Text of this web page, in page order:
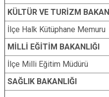
KÜLTÜR VE TURİZM
İlçe Halk Kütüphane Memuru
MİLLİ EĞİTİM BAKANLIĞI
İlçe Milli Eğitim Müdürü
SAĞLIK BAKANLIĞI